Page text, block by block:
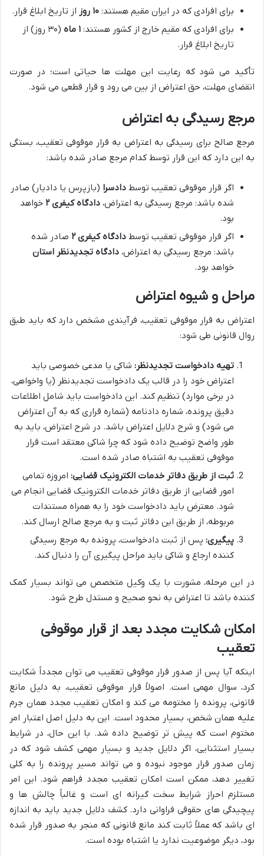
برای افرادی که در ایران مقیم هستند: ۱۰ روز
از تاریخ ابلاغ قرار.
برای افرادی که مقیم خارج از کشور هستند: ۱ ماه
(۳۰ روز) از
تاریخ ابلاغ قرار.
تأکید می شود که رعایت این مهلت ها حیاتی است؛ در صورت
انقضای مهلت، حق اعتراض از بین می رود و قرار قطعی می شود.
مرجع رسیدگی به اعتراض
مرجع صالح برای رسیدگی به اعتراض به قرار موقوفی تعقیب، بستگی
به این دارد که این قرار توسط کدام مرجع صادر شده باشد:
اگر قرار موقوفی تعقیب توسط دادسرا (بازپرس یا دادیار) صادر
شده باشد: مرجع رسیدگی به اعتراض، دادگاه کیفری ۲ خواهد
بود.
اگر قرار موقوفی تعقیب توسط دادگاه کیفری ۲ صادر شده
باشد: مرجع رسیدگی به اعتراض، دادگاه تجدیدنظر استان
خواهد بود.
مراحل و شیوه اعتراض
اعتراض به قرار موقوفی تعقیب، فرآیندی مشخص دارد که باید طبق
روال قانونی طی شود:
تهیه دادخواست تجدیدنظر: شاکی یا مدعی خصوصی باید
اعتراض خود را در قالب یک دادخواست تجدیدنظر (یا واخواهی،
در برخی موارد) تنظیم کند. این دادخواست باید شامل اطلاعات
دقیق پرونده، شماره دادنامه (شماره قراری که به آن اعتراض
می شود) و شرح دلایل اعتراض باشد. در شرح اعتراض، باید به
طور واضح توضیح داده شود که چرا شاکی معتقد است قرار
موقوفی تعقیب به اشتباه صادر شده است.
ثبت از طریق دفاتر خدمات الکترونیک قضایی: امروزه تمامی
امور قضایی از طریق دفاتر خدمات الکترونیک قضایی انجام می
شود. معترض باید دادخواست خود را به همراه مستندات
مربوطه، از طریق این دفاتر ثبت و به مرجع صالح ارسال کند.
پیگیری: پس از ثبت دادخواست، پرونده به مرجع رسیدگی
کننده ارجاع و شاکی باید مراحل پیگیری آن را دنبال کند.
در این مرحله، مشورت با یک وکیل متخصص می تواند بسیار کمک
کننده باشد تا اعتراض به نحو صحیح و مستدل طرح شود.
امکان شکایت مجدد بعد از قرار موقوفی
تعقیب
اینکه آیا پس از صدور قرار موقوفی تعقیب می توان مجدداً شکایت
کرد، سوال مهمی است. اصولاً قرار موقوفی تعقیب، به دلیل مانع
قانونی، پرونده را مختومه می کند و امکان تعقیب مجدد همان جرم
علیه همان شخص، بسیار محدود است. این به دلیل اصل اعتبار امر
مختوم است که پیش تر توضیح داده شد. با این حال، در شرایط
بسیار استثنایی، اگر دلایل جدید و بسیار مهمی کشف شود که در
زمان صدور قرار موجود نبوده و می تواند مسیر پرونده را به کلی
تغییر دهد، ممکن است امکان تعقیب مجدد فراهم شود. این امر
مستلزم احراز شرایط سخت گیرانه ای است و غالباً چالش ها و
پیچیدگی های حقوقی فراوانی دارد. کشف دلایل جدید باید به اندازه
ای باشد که عملاً ثابت کند مانع قانونی که منجر به صدور قرار شده
بود، دیگر موضوعیت ندارد یا اشتباه بوده است.